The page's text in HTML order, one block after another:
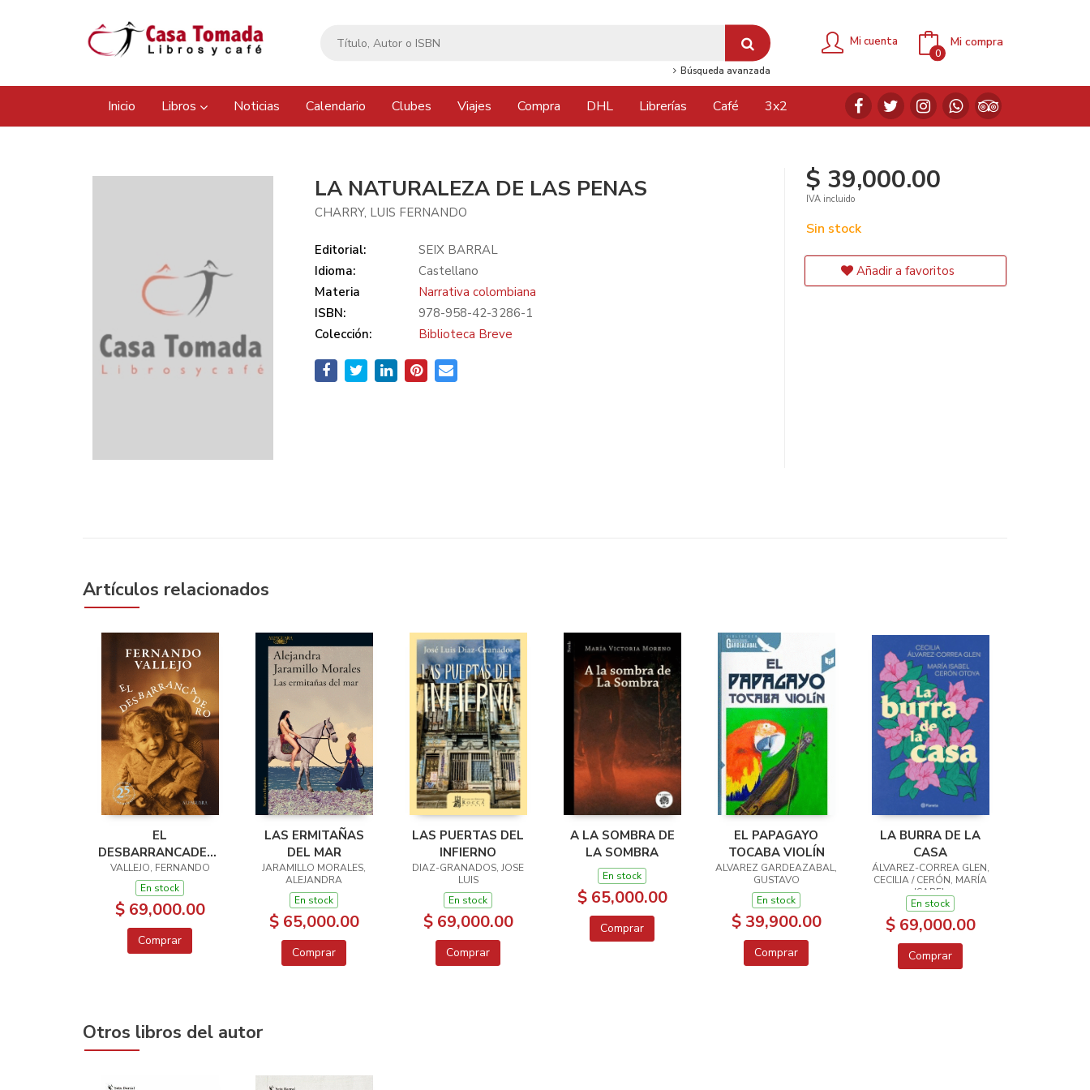
Búsqueda avanzada
Mi cuenta Mi compra
0
Inicio Libros Noticias Calendario Clubes Viajes Compra DHL Librerías Café 3x2
LA NATURALEZA DE LAS PENAS
CHARRY, LUIS FERNANDO
Editorial:
SEIX BARRAL
Idioma:
Castellano
Materia
Narrativa colombiana
ISBN:
978-958-42-3286-1
Colección:
Biblioteca Breve
$ 39,000.00
IVA incluido
Sin stock
Añadir a favoritos
Artículos relacionados
EL
DESBARRANCADERO
ED. 25 ANIV.
VALLEJO, FERNANDO
En stock
$ 69,000.00
Comprar
LAS ERMITAÑAS
DEL MAR
JARAMILLO MORALES,
ALEJANDRA
En stock
$ 65,000.00
Comprar
LAS PUERTAS DEL
INFIERNO
DIAZ-GRANADOS, JOSE
LUIS
En stock
$ 69,000.00
Comprar
A LA SOMBRA DE
LA SOMBRA
En stock
$ 65,000.00
Comprar
EL PAPAGAYO
TOCABA VIOLÍN
ALVAREZ GARDEAZABAL,
GUSTAVO
En stock
$ 39,900.00
Comprar
LA BURRA DE LA
CASA
ÁLVAREZ-CORREA GLEN,
CECILIA / CERÓN, MARÍA
ISABEL
En stock
$ 69,000.00
Comprar
Otros libros del autor